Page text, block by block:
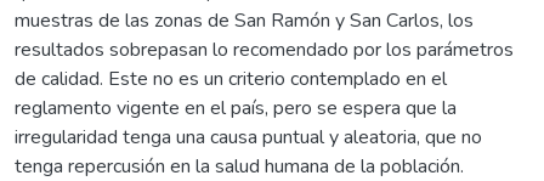
muestras de las zonas de San Ramón y San Carlos, los
resultados sobrepasan lo recomendado por los parámetros
de calidad. Este no es un criterio contemplado en el
reglamento vigente en el país, pero se espera que la
irregularidad tenga una causa puntual y aleatoria, que no
tenga repercusión en la salud humana de la población.